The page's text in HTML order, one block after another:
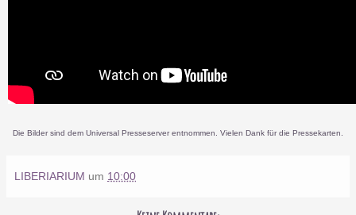
Die Bilder sind dem Universal Presseserver entnommen. Vielen Dank für die Pressekarten.
LIBERIARIUM um 10:00